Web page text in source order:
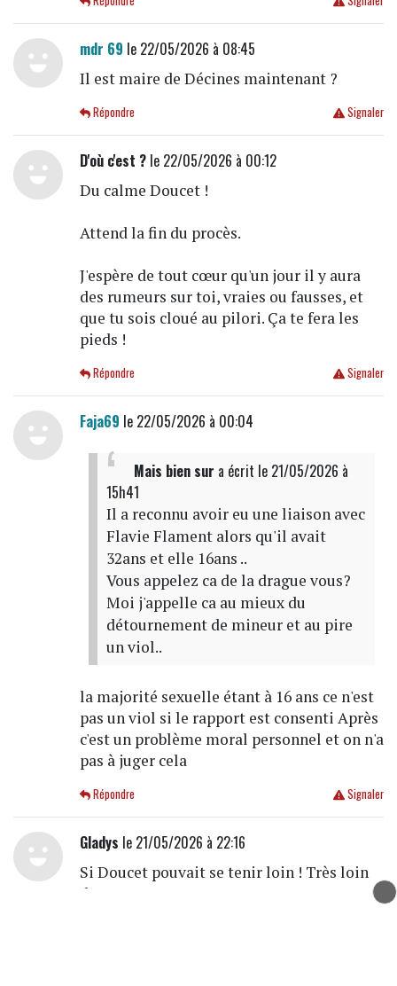
mdr 69 le 22/05/2026 à 08:45
Il est maire de Décines maintenant ?
Signaler
Répondre
D'où c'est ?le 22/05/2026 à 00:12
Du calme Doucet !
Attend la fin du procès.
J'espère de tout cœur qu'un jour il y aura
des rumeurs sur toi, vraies ou fausses, et
que tu sois cloué au pilori. Ça te fera les
pieds !
Signaler
Répondre
Faja69 le 22/05/2026 à 00:04
Mais bien sur a écrit le 21/05/2026 à
15h41
Il a reconnu avoir eu une liaison avec
Flavie Flament alors qu'il avait
32ans et elle 16ans ..
Vous appelez ca de la drague vous?
Moi j'appelle ca au mieux du
détournement de mineur et au pire
un viol..
la majorité sexuelle étant à 16 ans ce n'est
pas un viol si le rapport est consenti Après
c'est un problème moral personnel et on n'a
pas à juger cela
Signaler
Répondre
Gladys le 21/05/2026 à 22:16
Si Doucet pouvait se tenir loin ! Très loin
de nous !